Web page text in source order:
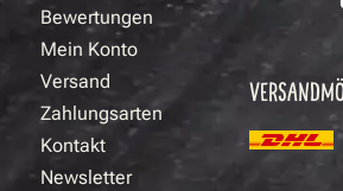
Bewertungen
Mein Konto
Versand
Zahlungsarten
Kontakt
Newsletter